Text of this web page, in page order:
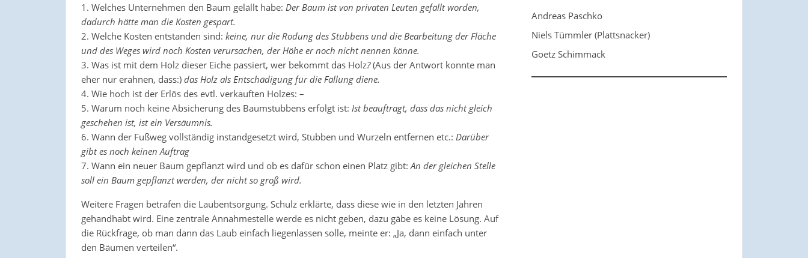
1. Welches Unternehmen den Baum gelällt habe: Der Baum ist von privaten Leuten gefällt worden,
dadurch hätte man die Kosten gespart.
2. Welche Kosten entstanden sind: keine, nur die Rodung des Stubbens und die Bearbeitung der Fläche
und des Weges wird noch Kosten verursachen, der Höhe er noch nicht nennen könne.
3. Was ist mit dem Holz dieser Eiche passiert, wer bekommt das Holz?(Aus der Antwort konnte man
eher nur erahnen, dass:) das Holz als Entschädigung für die Fällung diene.
4. Wie hoch ist der Erlös des evtl. verkauften Holzes: –
5. Warum noch keine Absicherung des Baumstubbens erfolgt ist: Ist beauftragt, dass das nicht gleich
geschehen ist, ist ein Versäumnis.
6. Wann der Fußweg vollständig instandgesetzt wird, Stubben und Wurzeln entfernen etc.: Darüber
gibt es noch keinen Auftrag
7. Wann ein neuer Baum gepflanzt wird und ob es dafür schon einen Platz gibt: An der gleichen Stelle
soll ein Baum gepflanzt werden, der nicht so groß wird.
Weitere Fragen betrafen die Laubentsorgung. Schulz erklärte, dass diese wie in den letzten Jahren
gehandhabt wird. Eine zentrale Annahmestelle werde es nicht geben, dazu gäbe es keine Lösung. Auf
die Rückfrage, ob man dann das Laub einfach liegenlassen solle, meinte er: „Ja, dann einfach unter
den Bäumen verteilen“.
Andreas Paschko
Niels Tümmler (Plattsnacker)
Goetz Schimmack